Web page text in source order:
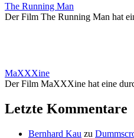
The Running Man
Der Film The Running Man hat
MaXXXine
Der Film MaXXXine hat eine
Letzte Kommentare
Bernhard Kau zu